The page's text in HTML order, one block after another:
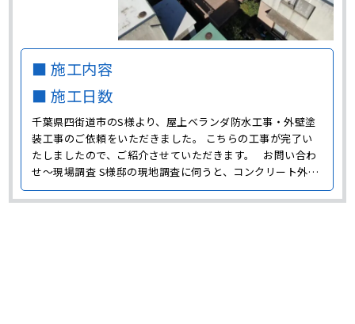
■ 施工内容
■ 施工日数
千葉県四街道市のS様より、屋上ベランダ防水工事・外壁塗
装工事のご依頼をいただきました。 こちらの工事が完了い
たしましたので、ご紹介させていただきます。 お問い合わ
せ～現場調査 S様邸の現地調査に伺うと、コンクリート外壁
には色褪せやチョーキング、苔が発生していました。 劣化の
原因は主に紫外線や雨風のダメージによるものです。 塗料に